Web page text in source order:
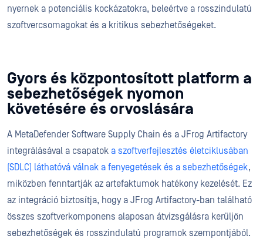
nyernek a potenciális kockázatokra, beleértve a rosszindulatú
szoftvercsomagokat és a kritikus sebezhetőségeket.
Gyors és központosított platform a
sebezhetőségek nyomon
követésére és orvoslására
A MetaDefender Software Supply Chain és a JFrog Artifactory
integrálásával a csapatok a szoftverfejlesztés életciklusában
(SDLC) láthatóvá válnak a fenyegetések és a sebezhetőségek,
miközben fenntartják az artefaktumok hatékony kezelését. Ez
az integráció biztosítja, hogy a JFrog Artifactory-ban található
összes szoftverkomponens alaposan átvizsgálásra kerüljön
sebezhetőségek és rosszindulatú programok szempontjából.